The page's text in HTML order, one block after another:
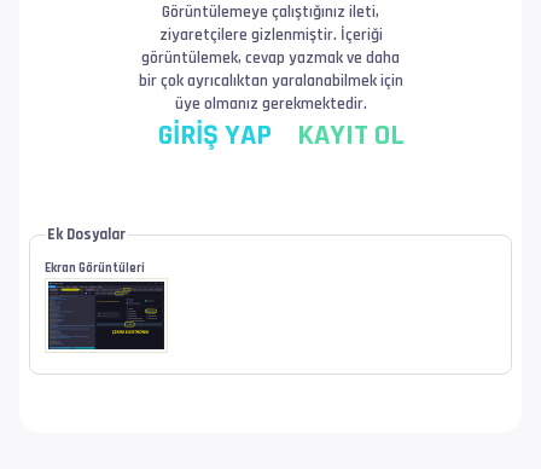
Görüntülemeye çalıştığınız ileti,
ziyaretçilere gizlenmiştir. İçeriği
görüntülemek, cevap yazmak ve daha
bir çok ayrıcalıktan yaralanabilmek için
üye olmanız gerekmektedir.
GİRİŞ YAP KAYIT OL
Ek Dosyalar
Ekran Görüntüleri